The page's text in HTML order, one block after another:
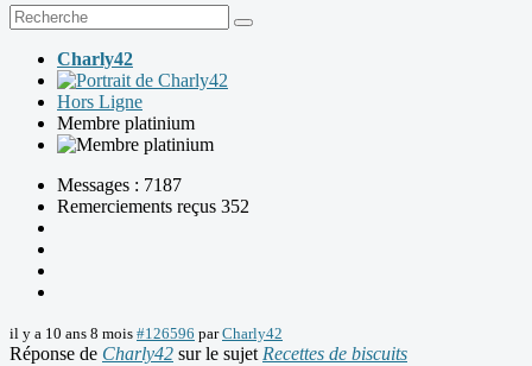
Charly42
Hors Ligne
Membre platinium
Messages : 7187
Remerciements reçus 352
il y a 10 ans 8 mois #126596 parCharly42
Réponse de Charly42 sur le sujet Recettes de biscuits